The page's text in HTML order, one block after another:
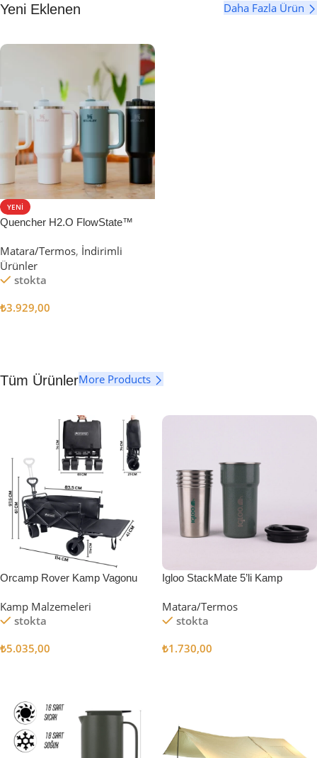
Yeni Eklenen Daha Fazla Ürün
YENI
Quencher H2.O FlowState™
Matara/Termos, İndirimli
Ürünler
stokta
₺3.929,00
Tüm ÜrünlerMore Products
Orcamp Rover Kamp Vagonu
Kamp Malzemeleri
stokta
₺5.035,00
Igloo StackMate 5’li Kamp
Matara/Termos
stokta
₺1.730,00